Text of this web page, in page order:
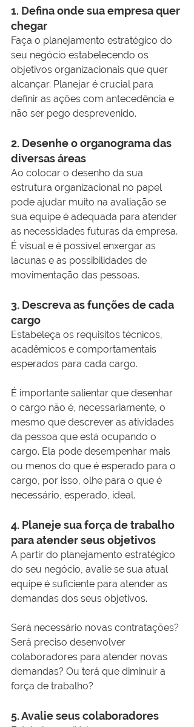
1. Defina onde sua empresa quer
chegar
Faça o planejamento estratégico do
seu negócio estabelecendo os
objetivos organizacionais que quer
alcançar. Planejar é crucial para
definir as ações com antecedência e
não ser pego desprevenido.
2. Desenhe o organograma das
diversas áreas
Ao colocar o desenho da sua
estrutura organizacional no papel
pode ajudar muito na avaliação se
sua equipe é adequada para atender
as necessidades futuras da empresa.
É visual e é possível enxergar as
lacunas e as possibilidades de
movimentação das pessoas.
3. Descreva as funções de cada
cargo
Estabeleça os requisitos técnicos,
acadêmicos e comportamentais
esperados para cada cargo.
É importante salientar que desenhar
o cargo não é, necessariamente, o
mesmo que descrever as atividades
da pessoa que está ocupando o
cargo. Ela pode desempenhar mais
ou menos do que é esperado para o
cargo, por isso, olhe para o que é
necessário, esperado, ideal.
4. Planeje sua força de trabalho
para atender seus objetivos
A partir do planejamento estratégico
do seu negócio, avalie se sua atual
equipe é suficiente para atender as
demandas dos seus objetivos.
Será necessário novas contratações?
Será preciso desenvolver
colaboradores para atender novas
demandas? Ou terá que diminuir a
força de trabalho?
5. Avalie seus colaboradores